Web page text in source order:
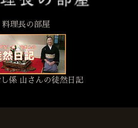
料理長の部屋
係 山さんの徒然日記